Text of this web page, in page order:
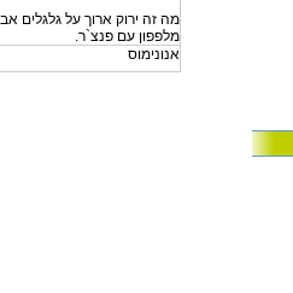
מה זה ירוק ארוך על גלגלים
מלפפון עם פנצ`ר.
אנונימוס